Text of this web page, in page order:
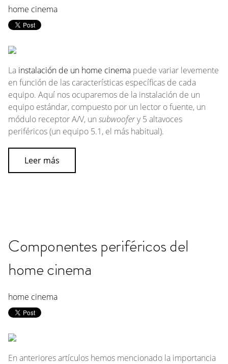
home cinema
La instalación de un home cinema puede variar levemente
en función de las características específicas de cada
equipo. Aquí nos ocuparemos de la instalación de un
equipo estándar, compuesto por un lector o fuente, un
módulo receptor A/V, un subwoofery 5 altavoces
periféricos (un equipo 5.1, el más habitual).
Leer más
Componentes periféricos del
home cinema
home cinema
En anteriores artículos hemos mencionado la importancia